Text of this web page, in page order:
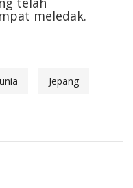
meledak.
Jepang